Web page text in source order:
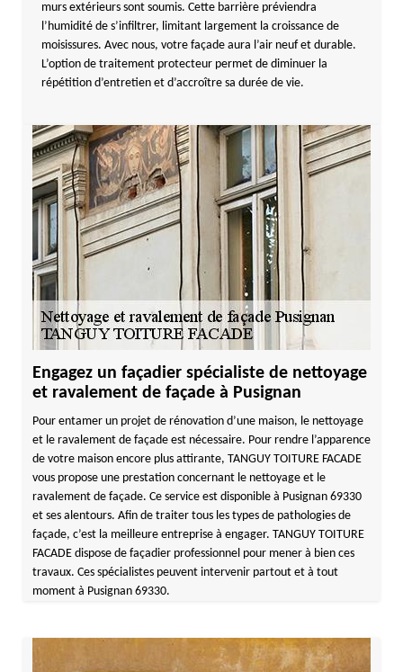
murs extérieurs sont soumis. Cette barrière préviendra
l’humidité de s’infiltrer, limitant largement la croissance de
moisissures. Avec nous, votre façade aura l’air neuf et durable.
L’option de traitement protecteur permet de diminuer la
répétition d’entretien et d’accroître sa durée de vie.
Engagez un façadier spécialiste de nettoyage
et ravalement de façade à Pusignan
Pour entamer un projet de rénovation d’une maison, le nettoyage
et le ravalement de façade est nécessaire. Pour rendre l’apparence
de votre maison encore plus attirante, TANGUY TOITURE FACADE
vous propose une prestation concernant le nettoyage et le
ravalement de façade. Ce service est disponible à Pusignan 69330
et ses alentours. Afin de traiter tous les types de pathologies de
façade, c’est la meilleure entreprise à engager. TANGUY TOITURE
FACADE dispose de façadier professionnel pour mener à bien ces
travaux. Ces spécialistes peuvent intervenir partout et à tout
moment à Pusignan 69330.